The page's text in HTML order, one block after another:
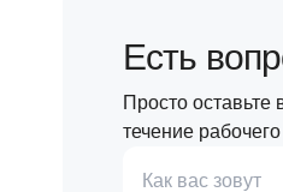
Есть
Просто
течение
Как вас зовут